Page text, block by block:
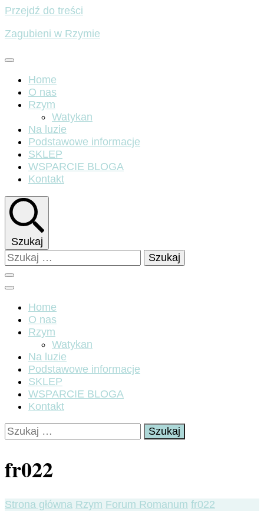
Przejdź do treści
Zagubieni w Rzymie
Home
O nas
Rzym
Watykan
Na luzie
Podstawowe informacje
SKLEP
WSPARCIE BLOGA
Kontakt
Szukaj
Szukaj:
Home
O nas
Rzym
Watykan
Na luzie
Podstawowe informacje
SKLEP
WSPARCIE BLOGA
Kontakt
Szukaj:
fr022
Strona główna Rzym Forum Romanum fr022